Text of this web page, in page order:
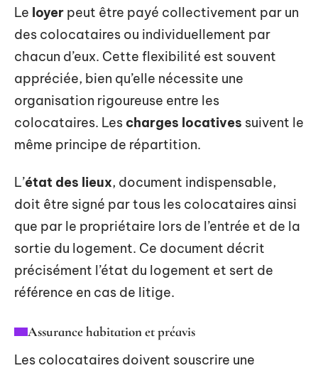
Le loyer peut être payé collectivement par un
des colocataires ou individuellement par
chacun d’eux. Cette flexibilité est souvent
appréciée, bien qu’elle nécessite une
organisation rigoureuse entre les
colocataires. Les charges locatives suivent le
même principe de répartition.
L’état des lieux, document indispensable,
doit être signé par tous les colocataires ainsi
que par le propriétaire lors de l’entrée et de la
sortie du logement. Ce document décrit
précisément l’état du logement et sert de
référence en cas de litige.
Assurance habitation et préavis
Les colocataires doivent souscrire une